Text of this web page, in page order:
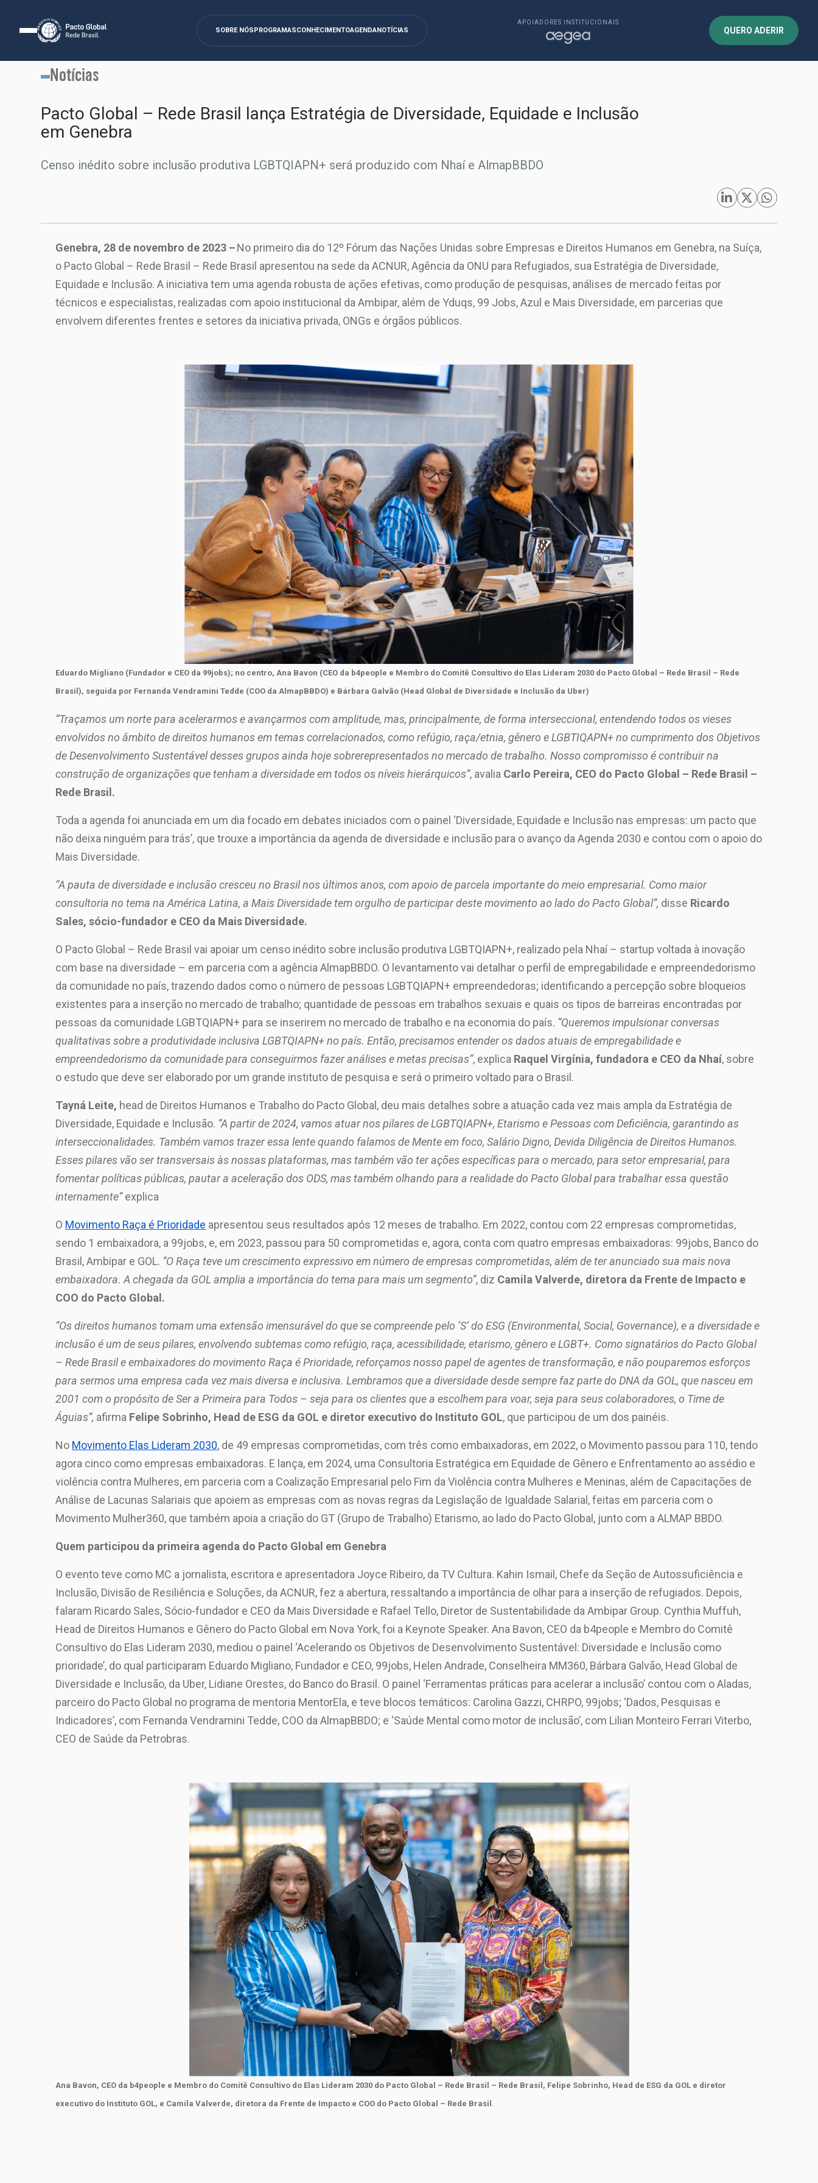
SOBRE NÓSPROGRAMASCONHECIMENTOAGENDANOTÍCIAS
APOIADORES INSTITUCIONAIS
QUERO ADERIR
Notícias
Pacto Global – Rede Brasil lança Estratégia de Diversidade, Equidade e Inclusão
em Genebra
Censo inédito sobre inclusão produtiva LGBTQIAPN+ será produzido com Nhaí e AlmapBBDO
Genebra, 28 de novembro de 2023 –No primeiro dia do 12º Fórum das Nações Unidas sobre Empresas e Direitos Humanos em Genebra, na Suíça,
o Pacto Global – Rede Brasil – Rede Brasil apresentou na sede da ACNUR, Agência da ONU para Refugiados, sua Estratégia de Diversidade,
Equidade e Inclusão. A iniciativa tem uma agenda robusta de ações efetivas, como produção de pesquisas, análises de mercado feitas por
técnicos e especialistas, realizadas com apoio institucional da Ambipar, além de Yduqs, 99 Jobs, Azul e Mais Diversidade, em parcerias que
envolvem diferentes frentes e setores da iniciativa privada, ONGs e órgãos públicos.
Eduardo Migliano (Fundador e CEO da 99jobs); no centro, Ana Bavon (CEO da b4people e Membro do Comitê Consultivo do Elas Lideram 2030 do Pacto Global – Rede Brasil – Rede
Brasil), seguida por Fernanda Vendramini Tedde (COO da AlmapBBDO) e Bárbara Galvão (Head Global de Diversidade e Inclusão da Uber)
“Traçamos um norte para acelerarmos e avançarmos com amplitude, mas, principalmente, de forma interseccional, entendendo todos os vieses
envolvidos no âmbito de direitos humanos em temas correlacionados, como refúgio, raça/etnia, gênero e LGBTIQAPN+ no cumprimento dos Objetivos
de Desenvolvimento Sustentável desses grupos ainda hoje sobrerepresentados no mercado de trabalho. Nosso compromisso é contribuir na
construção de organizações que tenham a diversidade em todos os níveis hierárquicos”, avalia Carlo Pereira, CEO do Pacto Global – Rede Brasil –
Rede Brasil.
Toda a agenda foi anunciada em um dia focado em debates iniciados com o painel ‘Diversidade, Equidade e Inclusão nas empresas: um pacto que
não deixa ninguém para trás’, que trouxe a importância da agenda de diversidade e inclusão para o avanço da Agenda 2030 e contou com o apoio do
Mais Diversidade.
“A pauta de diversidade e inclusão cresceu no Brasil nos últimos anos, com apoio de parcela importante do meio empresarial. Como maior
consultoria no tema na América Latina, a Mais Diversidade tem orgulho de participar deste movimento ao lado do Pacto Global”, disse Ricardo
Sales, sócio-fundador e CEO da Mais Diversidade.
O Pacto Global – Rede Brasil vai apoiar um censo inédito sobre inclusão produtiva LGBTQIAPN+, realizado pela Nhaí – startup voltada à inovação
com base na diversidade – em parceria com a agência AlmapBBDO. O levantamento vai detalhar o perfil de empregabilidade e empreendedorismo
da comunidade no país, trazendo dados como o número de pessoas LGBTQIAPN+ empreendedoras; identificando a percepção sobre bloqueios
existentes para a inserção no mercado de trabalho; quantidade de pessoas em trabalhos sexuais e quais os tipos de barreiras encontradas por
pessoas da comunidade LGBTQIAPN+ para se inserirem no mercado de trabalho e na economia do país. “Queremos impulsionar conversas
qualitativas sobre a produtividade inclusiva LGBTQIAPN+ no país. Então, precisamos entender os dados atuais de empregabilidade e
empreendedorismo da comunidade para conseguirmos fazer análises e metas precisas”, explica Raquel Virgínia, fundadora e CEO da Nhaí, sobre
o estudo que deve ser elaborado por um grande instituto de pesquisa e será o primeiro voltado para o Brasil.
Tayná Leite, head de Direitos Humanos e Trabalho do Pacto Global, deu mais detalhes sobre a atuação cada vez mais ampla da Estratégia de
Diversidade, Equidade e Inclusão. “A partir de 2024, vamos atuar nos pilares de LGBTQIAPN+, Etarismo e Pessoas com Deficiência, garantindo as
interseccionalidades. Também vamos trazer essa lente quando falamos de Mente em foco, Salário Digno, Devida Diligência de Direitos Humanos.
Esses pilares vão ser transversais às nossas plataformas, mas também vão ter ações específicas para o mercado, para setor empresarial, para
fomentar políticas públicas, pautar a aceleração dos ODS, mas também olhando para a realidade do Pacto Global para trabalhar essa questão
internamente”explica
O Movimento Raça é Prioridade apresentou seus resultados após 12 meses de trabalho. Em 2022, contou com 22 empresas comprometidas,
sendo 1 embaixadora, a 99jobs, e, em 2023, passou para 50 comprometidas e, agora, conta com quatro empresas embaixadoras: 99jobs, Banco do
Brasil, Ambipar e GOL. “O Raça teve um crescimento expressivo em número de empresas comprometidas, além de ter anunciado sua mais nova
embaixadora. A chegada da GOL amplia a importância do tema para mais um segmento”, diz Camila Valverde, diretora da Frente de Impacto e
COO do Pacto Global.
“Os direitos humanos tomam uma extensão imensurável do que se compreende pelo ‘S’ do ESG (Environmental, Social, Governance), e a diversidade e
inclusão é um de seus pilares, envolvendo subtemas como refúgio, raça, acessibilidade, etarismo, gênero e LGBT+. Como signatários do Pacto Global
– Rede Brasil e embaixadores do movimento Raça é Prioridade, reforçamos nosso papel de agentes de transformação, e não pouparemos esforços
para sermos uma empresa cada vez mais diversa e inclusiva. Lembramos que a diversidade desde sempre faz parte do DNA da GOL, que nasceu em
2001 com o propósito de Ser a Primeira para Todos – seja para os clientes que a escolhem para voar, seja para seus colaboradores, o Time de
Águias”, afirma Felipe Sobrinho, Head de ESG da GOL e diretor executivo do Instituto GOL, que participou de um dos painéis.
No Movimento Elas Lideram 2030, de 49 empresas comprometidas, com três como embaixadoras, em 2022, o Movimento passou para 110, tendo
agora cinco como empresas embaixadoras. E lança, em 2024, uma Consultoria Estratégica em Equidade de Gênero e Enfrentamento ao assédio e
violência contra Mulheres, em parceria com a Coalização Empresarial pelo Fim da Violência contra Mulheres e Meninas, além de Capacitações de
Análise de Lacunas Salariais que apoiem as empresas com as novas regras da Legislação de Igualdade Salarial, feitas em parceria com o
Movimento Mulher360, que também apoia a criação do GT (Grupo de Trabalho) Etarismo, ao lado do Pacto Global, junto com a ALMAP BBDO.
Quem participou da primeira agenda do Pacto Global em Genebra
O evento teve como MC a jornalista, escritora e apresentadora Joyce Ribeiro, da TV Cultura. Kahin Ismail, Chefe da Seção de Autossuficiência e
Inclusão, Divisão de Resiliência e Soluções, da ACNUR, fez a abertura, ressaltando a importância de olhar para a inserção de refugiados. Depois,
falaram Ricardo Sales, Sócio-fundador e CEO da Mais Diversidade e Rafael Tello, Diretor de Sustentabilidade da Ambipar Group. Cynthia Muffuh,
Head de Direitos Humanos e Gênero do Pacto Global em Nova York, foi a Keynote Speaker. Ana Bavon, CEO da b4people e Membro do Comitê
Consultivo do Elas Lideram 2030, mediou o painel ‘Acelerando os Objetivos de Desenvolvimento Sustentável: Diversidade e Inclusão como
prioridade’, do qual participaram Eduardo Migliano, Fundador e CEO, 99jobs, Helen Andrade, Conselheira MM360, Bárbara Galvão, Head Global de
Diversidade e Inclusão, da Uber, Lidiane Orestes, do Banco do Brasil. O painel ‘Ferramentas práticas para acelerar a inclusão’ contou com o Aladas,
parceiro do Pacto Global no programa de mentoria MentorEla, e teve blocos temáticos: Carolina Gazzi, CHRPO, 99jobs; ‘Dados, Pesquisas e
Indicadores’, com Fernanda Vendramini Tedde, COO da AlmapBBDO; e ‘Saúde Mental como motor de inclusão’, com Lilian Monteiro Ferrari Viterbo,
CEO de Saúde da Petrobras.
Ana Bavon, CEO da b4people e Membro do Comitê Consultivo do Elas Lideram 2030 do Pacto Global – Rede Brasil – Rede Brasil, Felipe Sobrinho, Head de ESG da GOL e diretor
executivo do Instituto GOL, e Camila Valverde, diretora da Frente de Impacto e COO do Pacto Global – Rede Brasil.